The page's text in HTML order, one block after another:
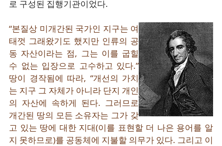
로 구성된 집행기관이었다.
“본질상 미개간된 국가인 지구는 여
태껏 그래왔기도 했지만 인류의 공
동 자산이라는 점, 그는 이를 굽힐
수 없는 입장으로 고수하고 있다.”
땅이 경작됨에 따라, “개선의 가치
는 지구 그 자체가 아니라 단지 개인
의 자산에 속하게 된다. 그러므로
개간된 땅의 모든 소유자는 그가 갖
고 있는 땅에 대한 지대(이를 표현할 더 나은 용어를 알
지 못하므로)를 공동체에 지불할 의무가 있다. 그리고 이